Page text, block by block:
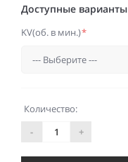
Доступные варианты
KV(об. в мин.)*
Количество:
-
+